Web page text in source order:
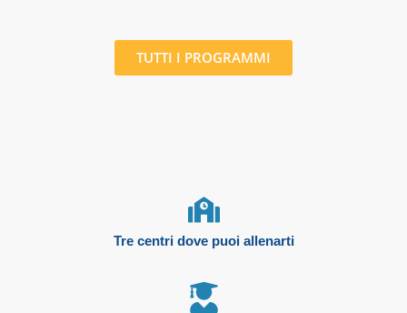
TUTTI I PROGRAMMI
Tre centri dove puoi allenarti